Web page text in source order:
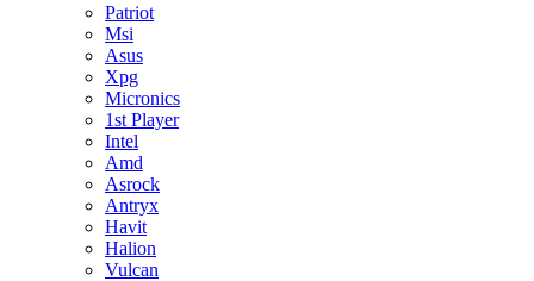
Patriot
Msi
Asus
Xpg
Micronics
1st Player
Intel
Amd
Asrock
Antryx
Havit
Halion
Vulcan